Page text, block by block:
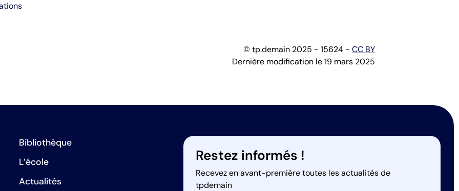
© tp.demain 2025 - 15624 - CC BY
Dernière modification le 19 mars 2025
Bibliothèque
L’école
Actualités
Restez informés !
Recevez en avant-première toutes les actualités de
tpdemain